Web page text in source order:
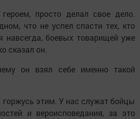
просто делал свое дело.
что не успел спасти тех, кто
навсегда, боевых товарищей уже
сказал он.
он взял себе именно такой
этим. У нас служат бойцы
и вероисповедания, за это